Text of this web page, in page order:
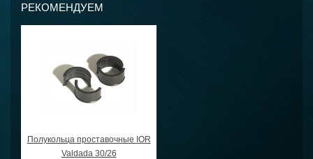
РЕКОМЕНДУЕМ
Полукольца проставочные IOR
Valdada 30/26